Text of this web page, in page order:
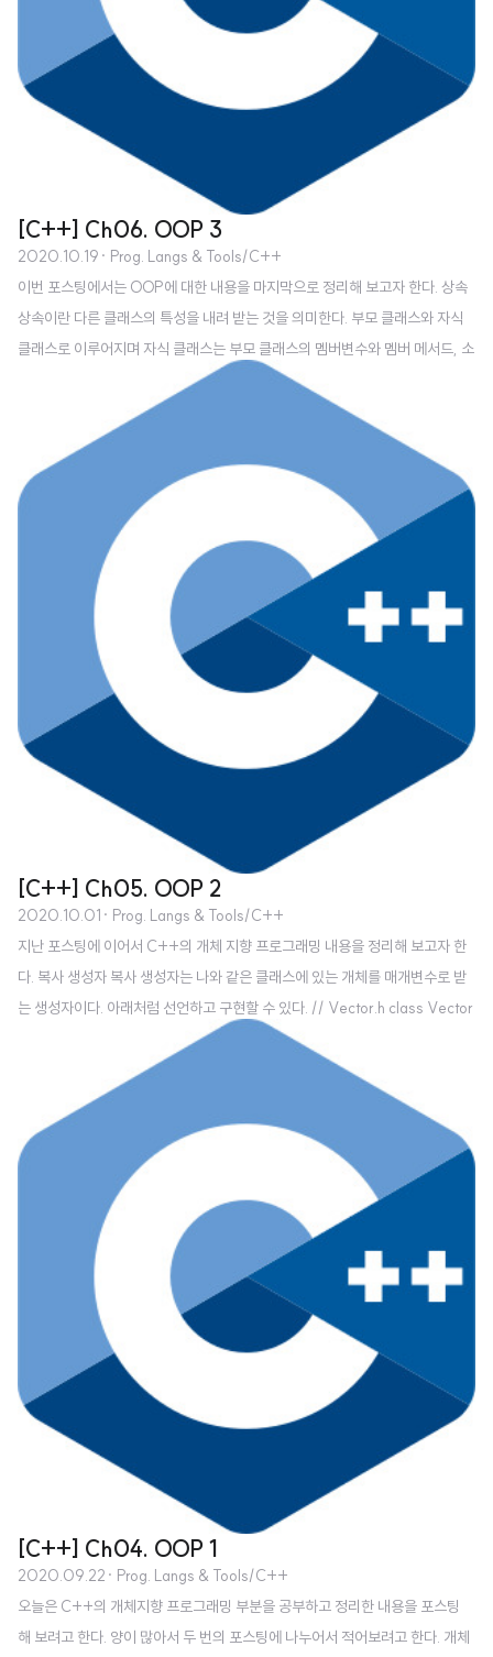
[C++] Ch06. OOP 3
2020.10.19 · Prog. Langs & Tools/C++
이번 포스팅에서는 OOP에 대한 내용을 마지막으로 정리해 보고자 한다. 상속
상속이란 다른 클래스의 특성을 내려 받는 것을 의미한다. 부모 클래스와 자식
클래스로 이루어지며 자식 클래스는 부모 클래스의 멤버변수와 멤버 메서드, 소
멸자를 가진다. 또한 자식 클래스는 멤버 변수 및 메서드를 추가할 수 있다. // A
nimal.h class Animal { public: Animal(int age); private: int mAge; };
// Cat.h class Cat : public Animal { public: Cat(int age, const char* n
ame); private: char* mName; }; // Cat.cpp Cat::Cat(int age, const c
har* name) : An..
[C++] Ch05. OOP 2
2020.10.01 · Prog. Langs & Tools/C++
지난 포스팅에 이어서 C++의 개체 지향 프로그래밍 내용을 정리해 보고자 한
다. 복사 생성자 복사 생성자는 나와 같은 클래스에 있는 개체를 매개변수로 받
는 생성자이다. 아래처럼 선언하고 구현할 수 있다. // Vector.h class Vector
{ public: Vector(const Vector& other); private: int mX; int mY; }; // V
ector.cpp Vector::Vector(const Vector& other) : mX(other.mX) , my
(other.mY) { } 같은 클래스에 속한 다른 개체를 이용하여 새로운 개체를 초기
화한다. 코드에 기본 생성자가 없을 경우 컴파일러가 자동으로 기본 생성자를
만들어 주는 특성이 있다고 했었는데, 복사 생성자도 마찬가지..
[C++] Ch04. OOP 1
2020.09.22 · Prog. Langs & Tools/C++
오늘은 C++의 개체지향 프로그래밍 부분을 공부하고 정리한 내용을 포스팅
해 보려고 한다. 양이 많아서 두 번의 포스팅에 나누어서 적어보려고 한다. 개체